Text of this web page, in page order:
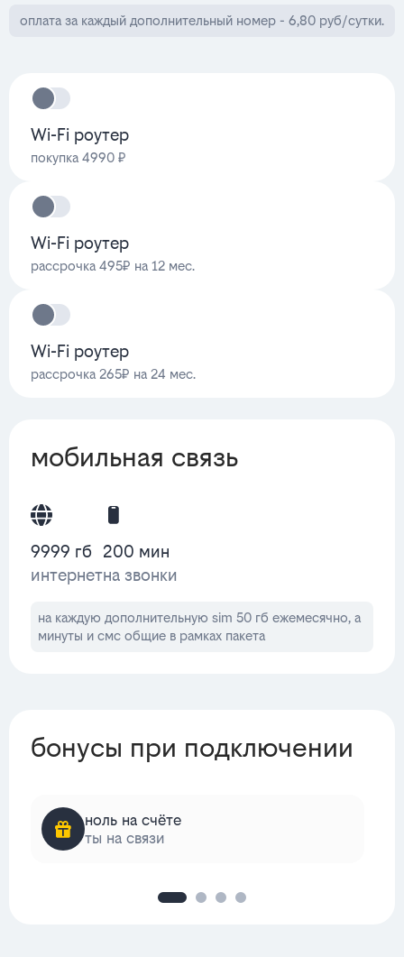
оплата за каждый дополнительный номер - 6,80 руб/сутки.
Wi-Fi роутер
покупка 4990 ₽
Wi-Fi роутер
рассрочка 495₽ на 12 мес.
Wi-Fi роутер
рассрочка 265₽ на 24 мес.
мобильная связь
9999 гб
интернет
200 мин
на звонки
на каждую дополнительную sim 50 гб ежемесячно, а
минуты и смс общие в рамках пакета
бонусы при подключении
ноль на счёте
ты на связи